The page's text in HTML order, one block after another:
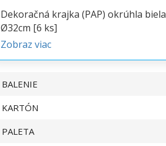
Dekoračná krajka (PAP) okrúhla biela
Ø32cm [6 ks]
Zobraz viac
BALENIE
KARTÓN
PALETA